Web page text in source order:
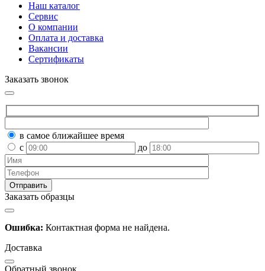
Наш каталог
Сервис
О компании
Оплата и доставка
Вакансии
Сертификаты
Заказать звонок
в самое ближайшее время
с
до
Заказать образцы
Ошибка: Контактная форма не найдена.
Доставка
Обратный звонок